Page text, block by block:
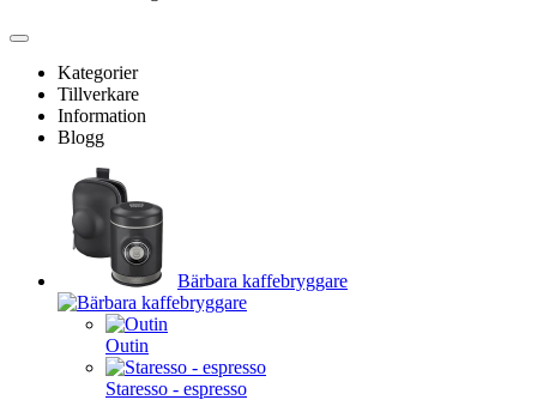
Kategorier
Tillverkare
Information
Blogg
Bärbara kaffebryggare
Outin
Staresso - espresso